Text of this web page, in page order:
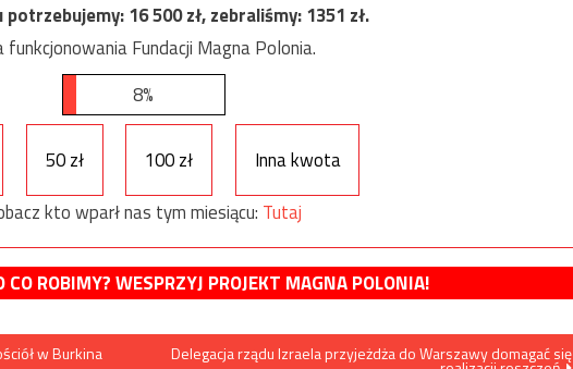
potrzebujemy:16 500zł, zebraliśmy:1351 zł.
Fundacji Magna Polonia.
8%
50 zł 100 zł
Inna kwota
kto wparł nas tym miesiącu: Tutaj
CO ROBIMY? WESPRZYJ PROJEKT MAGNA POLONIA!
w Burkina Delegacja rządu Izraela przyjeżdża do Warszawy domagać się